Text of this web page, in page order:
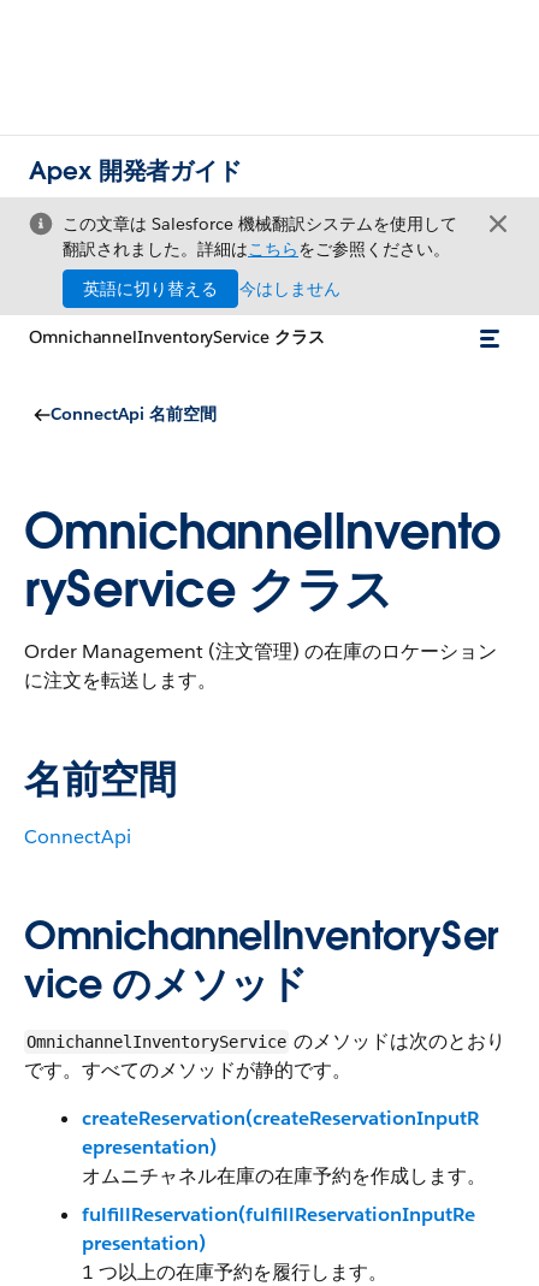
Apex 開発者ガイド
この文章は Salesforce 機械翻訳システムを使用して
翻訳されました。詳細はこちらをご参照ください。
英語に切り替える
今はしません
OmnichannelInventoryService クラス
ConnectApi 名前空間
OmnichannelInvento
ryService クラス
Order Management (注文管理) の在庫のロケーション
に注文を転送します。
名前空間
ConnectApi
OmnichannelInventorySer
vice のメソッド
OmnichannelInventoryService のメソッドは次のとおり
です。すべてのメソッドが静的です。
createReservation(createReservationInputR
epresentation)
オムニチャネル在庫の在庫予約を作成します。
fulfillReservation(fulfillReservationInputRe
presentation)
1 つ以上の在庫予約を履行します。